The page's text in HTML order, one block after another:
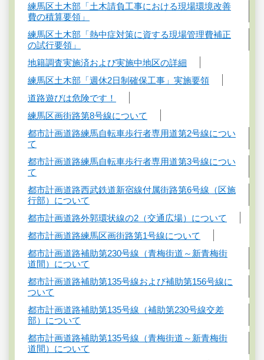
練馬区土木部「土木請負工事における現場環境改善
費の積算要領」
練馬区土木部「熱中症対策に資する現場管理費補正
の試行要領」
地籍調査実施済および実施中地区の詳細
練馬区土木部「週休2日制確保工事」実施要領
道路遊びは危険です！
練馬区画街路第8号線について
都市計画道路練馬自転車歩行者専用道第2号線につい
て
都市計画道路練馬自転車歩行者専用道第3号線につい
て
都市計画道路西武鉄道新宿線付属街路第6号線（区施
行部）について
都市計画道路外郭環状線の2（交通広場）について
都市計画道路練馬区画街路第1号線について
都市計画道路補助第230号線（青梅街道～新青梅街
道間）について
都市計画道路補助第135号線および補助第156号線に
ついて
都市計画道路補助第135号線（補助第230号線交差
部）について
都市計画道路補助第135号線（青梅街道～新青梅街
道間）について